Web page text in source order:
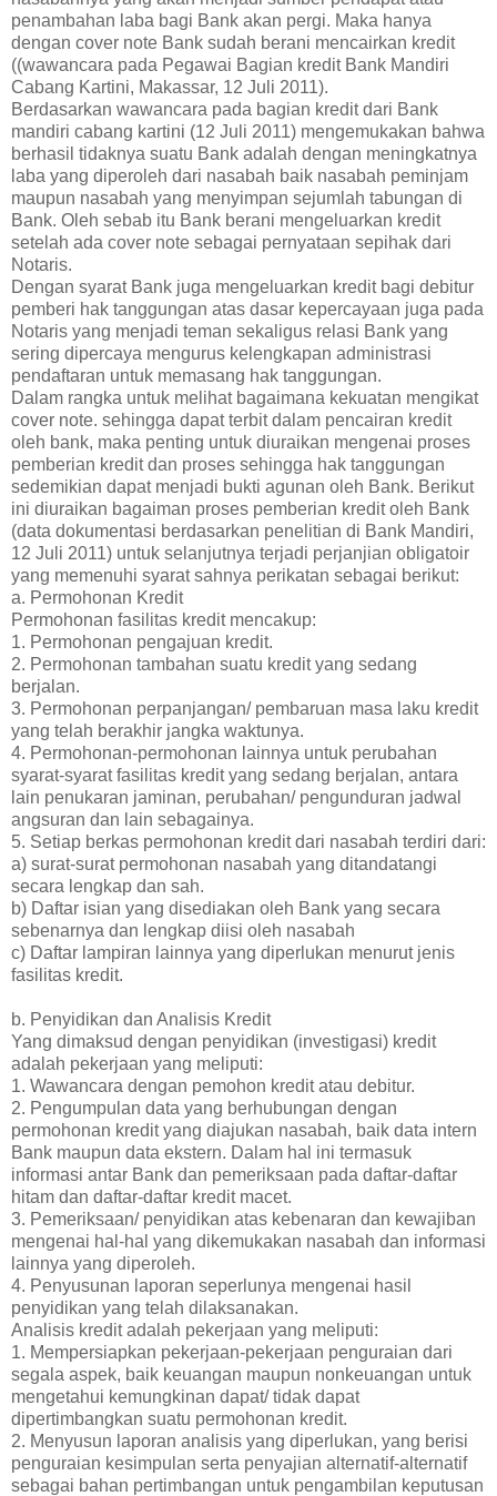
penambahan laba bagi Bank akan pergi. Maka hanya
dengan cover note Bank sudah berani mencairkan kredit
((wawancara pada Pegawai Bagian kredit Bank Mandiri
Cabang Kartini, Makassar, 12 Juli 2011).
Berdasarkan wawancara pada bagian kredit dari Bank
mandiri cabang kartini (12 Juli 2011) mengemukakan bahwa
berhasil tidaknya suatu Bank adalah dengan meningkatnya
laba yang diperoleh dari nasabah baik nasabah peminjam
maupun nasabah yang menyimpan sejumlah tabungan di
Bank. Oleh sebab itu Bank berani mengeluarkan kredit
setelah ada cover note sebagai pernyataan sepihak dari
Notaris.
Dengan syarat Bank juga mengeluarkan kredit bagi debitur
pemberi hak tanggungan atas dasar kepercayaan juga pada
Notaris yang menjadi teman sekaligus relasi Bank yang
sering dipercaya mengurus kelengkapan administrasi
pendaftaran untuk memasang hak tanggungan.
Dalam rangka untuk melihat bagaimana kekuatan mengikat
cover note. sehingga dapat terbit dalam pencairan kredit
oleh bank, maka penting untuk diuraikan mengenai proses
pemberian kredit dan proses sehingga hak tanggungan
sedemikian dapat menjadi bukti agunan oleh Bank. Berikut
ini diuraikan bagaiman proses pemberian kredit oleh Bank
(data dokumentasi berdasarkan penelitian di Bank Mandiri,
12 Juli 2011) untuk selanjutnya terjadi perjanjian obligatoir
yang memenuhi syarat sahnya perikatan sebagai berikut:
a. Permohonan Kredit
Permohonan fasilitas kredit mencakup:
1. Permohonan pengajuan kredit.
2. Permohonan tambahan suatu kredit yang sedang
berjalan.
3. Permohonan perpanjangan/ pembaruan masa laku kredit
yang telah berakhir jangka waktunya.
4. Permohonan-permohonan lainnya untuk perubahan
syarat-syarat fasilitas kredit yang sedang berjalan, antara
lain penukaran jaminan, perubahan/ pengunduran jadwal
angsuran dan lain sebagainya.
5. Setiap berkas permohonan kredit dari nasabah terdiri dari:
a) surat-surat permohonan nasabah yang ditandatangi
secara lengkap dan sah.
b) Daftar isian yang disediakan oleh Bank yang secara
sebenarnya dan lengkap diisi oleh nasabah
c) Daftar lampiran lainnya yang diperlukan menurut jenis
fasilitas kredit.
b. Penyidikan dan Analisis Kredit
Yang dimaksud dengan penyidikan (investigasi) kredit
adalah pekerjaan yang meliputi:
1. Wawancara dengan pemohon kredit atau debitur.
2. Pengumpulan data yang berhubungan dengan
permohonan kredit yang diajukan nasabah, baik data intern
Bank maupun data ekstern. Dalam hal ini termasuk
informasi antar Bank dan pemeriksaan pada daftar-daftar
hitam dan daftar-daftar kredit macet.
3. Pemeriksaan/ penyidikan atas kebenaran dan kewajiban
mengenai hal-hal yang dikemukakan nasabah dan informasi
lainnya yang diperoleh.
4. Penyusunan laporan seperlunya mengenai hasil
penyidikan yang telah dilaksanakan.
Analisis kredit adalah pekerjaan yang meliputi:
1. Mempersiapkan pekerjaan-pekerjaan penguraian dari
segala aspek, baik keuangan maupun nonkeuangan untuk
mengetahui kemungkinan dapat/ tidak dapat
dipertimbangkan suatu permohonan kredit.
2. Menyusun laporan analisis yang diperlukan, yang berisi
penguraian kesimpulan serta penyajian alternatif-alternatif
sebagai bahan pertimbangan untuk pengambilan keputusan